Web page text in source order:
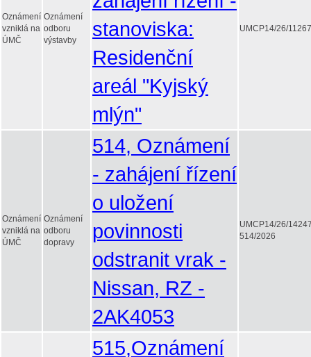
Oznámení
vzniklá na
ÚMČ
Oznámení
odboru
výstavby
stanoviska:
Residenční
areál "Kyjský
mlýn"
UMCP14/26/
Oznámení
vzniklá na
ÚMČ
Oznámení
odboru
dopravy
514, Oznámení
- zahájení řízení
o uložení
povinnosti
odstranit vrak -
Nissan, RZ -
2AK4053
UMCP14/26/
514/2026
515,Oznámení